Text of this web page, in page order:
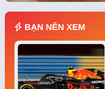
BẠN NÊN XEM